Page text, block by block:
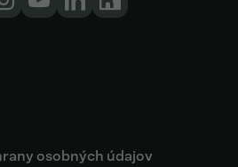
osobných údajov